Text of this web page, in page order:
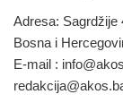
Adresa: Sagrdžije
Bosna i
E-mail :